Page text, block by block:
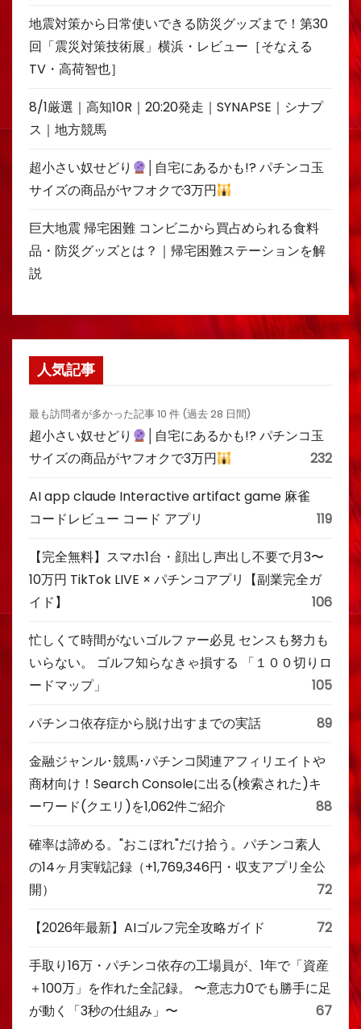
地震対策から日常使いできる防災グッズまで！第30
回「震災対策技術展」横浜・レビュー［そなえる
TV・高荷智也］
8/1厳選｜高知10R｜20:20発走｜SYNAPSE｜シナプ
ス｜地方競馬
超小さい奴せどり
│自宅にあるかも!? パチンコ玉
サイズの商品がヤフオクで3万円
巨大地震 帰宅困難 コンビニから買占められる食料
品・防災グッズとは？｜帰宅困難ステーションを解
説
人気記事
最も訪問者が多かった記事 10 件 (過去 28 日間)
超小さい奴せどり
│自宅にあるかも!? パチンコ玉
サイズの商品がヤフオクで3万円
232
AI app claude Interactive artifact game 麻雀
コードレビュー コード アプリ
119
【完全無料】スマホ1台・顔出し声出し不要で月3〜
10万円 TikTok LIVE × パチンコアプリ【副業完全ガ
イド】
106
忙しくて時間がないゴルファー必見 センスも努力も
いらない。 ゴルフ知らなきゃ損する 「１００切りロ
ードマップ」
105
パチンコ依存症から脱け出すまでの実話 89
金融ジャンル･競馬･パチンコ関連アフィリエイトや
商材向け！Search Consoleに出る(検索された)キ
ーワード(クエリ)を1,062件ご紹介
88
確率は諦める。"おこぼれ"だけ拾う。パチンコ素人
の14ヶ月実戦記録（+1,769,346円・収支アプリ全公
開）
72
【2026年最新】AIゴルフ完全攻略ガイド 72
手取り16万・パチンコ依存の工場員が、1年で「資産
＋100万」を作れた全記録。 〜意志力0でも勝手に足
が動く「3秒の仕組み」〜
67